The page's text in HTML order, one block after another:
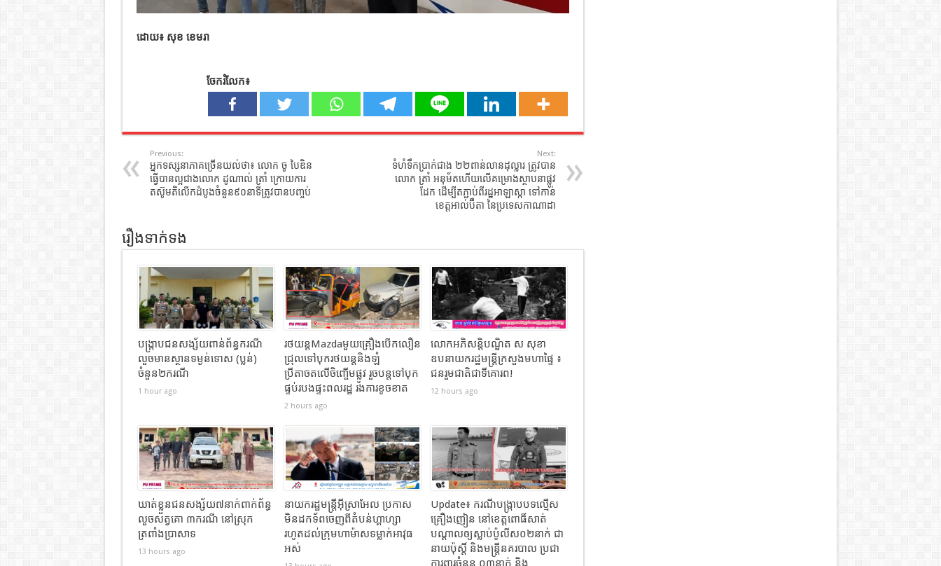
ដោយ៖ សុខ ខេមរា
ចែករំលែក៖
Previous:
អ្នកទស្សនាភាគច្រើនយល់ថា៖ លោក ចូ បៃឌិន
ធ្វើបានល្អជាងលោក ដូណាល់ ត្រាំ ក្រោយការ
តស៊ូមតិលើកដំបូងចំនួន៩០នាទីត្រូវបានបញ្ចប់
Next:
ទំហំទឹកប្រាក់ជាង ២២ពាន់លានដុល្លារ ត្រូវបាន
លោក ត្រាំ អនុម័តហើយលើគម្រោងស្ថាបនាផ្លូវ
ដែក ដើម្បីតភ្ជាប់ពីរដ្ឋអាឡាស្កា ទៅកាន់
ខេត្តអាល់ប៊ឺតា នៃប្រទេសកាណាដា
រឿងទាក់ទង
បង្ក្រាបជនសង្ស័យពាន់ព័ន្ធករណី
លួចមានស្ថានទម្ងន់ទោស (ប្លន់)
ចំនួន២ករណី
1 hour ago
រថយន្តMazdaមួយគ្រឿងបើកលឿន
ជ្រុលទៅបុករថយន្តនិងឡំ
ប្រីតាចតលើចិញ្ចើមផ្លូវ រួចបន្តទៅបុក
ផ្ទប់របងផ្ទះពលរដ្ឋ​ រងការខូចខាត
2 hours ago
លោកអភិសន្តិបណ្ឌិត ស សុខា
ឧបនាយករដ្ឋមន្រ្តីក្រសួងមហាផ្ទៃ ៖
ជនរួមជាតិជាទីគោរព!
12 hours ago
ឃាត់ខ្លួនជនសង្ស័យ៧នាក់ពាក់ព័ន្ធ
លួចសត្វគោ ៣ករណី នៅស្រុក
ត្រពាំងប្រាសាទ
13 hours ago
នាយករដ្ឋមន្ត្រីអ៊ីស្រាអែល ប្រកាស
មិនដកទ័ពចេញពីតំបន់ហ្គាហ្សា
រហូតដល់ក្រុមហាម៉ាសទម្លាក់អាវុធ
អស់
Update៖ ករណីបង្ក្រាបបទល្មើស
គ្រឿងញៀន នៅខេត្តពោធិ៍សាត់
បណ្តាលឲ្យស្លាប់ប៉ូលីស០២នាក់ ជា
នាយប៉ុស្តិ៍ និងមន្រ្តីនគរបាល ប្រជា
ការពារចំនួន ០៣នាក់ និង